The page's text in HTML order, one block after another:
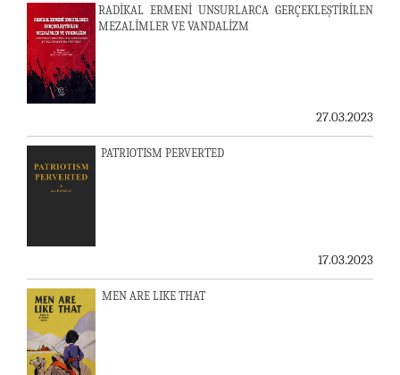
RADİKAL ERMENİ UNSURLARCA GERÇEKLEŞTİRİLEN
MEZALİMLER VE VANDALİZM
27.03.2023
PATRIOTISM PERVERTED
17.03.2023
MEN ARE LIKE THAT